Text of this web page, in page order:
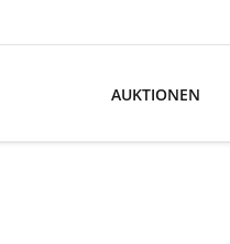
AUKTIONEN